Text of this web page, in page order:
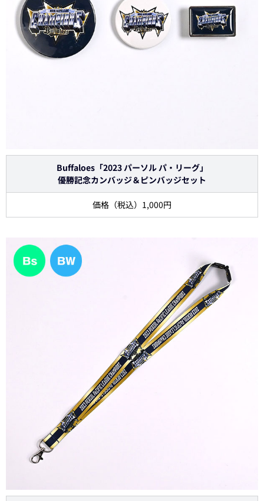
Buffaloes「2023 パーソル パ・リーグ」
優勝記念カンバッジ＆ピンバッジセット
価格（税込）1,000円